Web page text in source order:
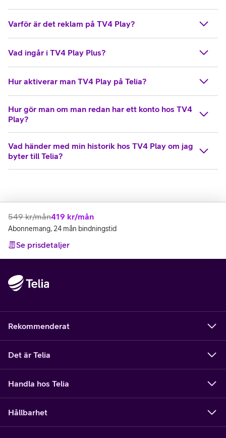
Varför är det reklam på TV4 Play?
Vad ingår i TV4 Play Plus?
Hur aktiverar man TV4 Play på Telia?
Hur gör man om man redan har ett konto hos TV4
Play?
Vad händer med min historik hos TV4 Play om jag
byter till Telia?
549 kr/mån419 kr/mån
Abonnemang, 24 mån bindningstid
Se prisdetaljer
Rekommenderat
Det är Telia
Handla hos Telia
Hållbarhet